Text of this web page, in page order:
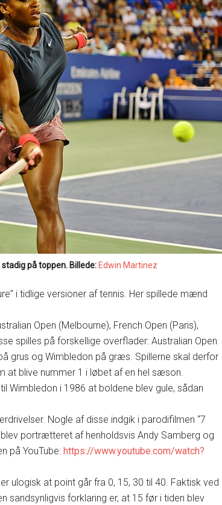
stadig på toppen. Billede: Edwin Martinez
i tidlige versioner af tennis. Her spillede mænd
Open (Melbourne), French Open (Paris),
spilles på forskellige overflader: Australian Open
grus og Wimbledon på græs. Spillerne skal derfor
at blive nummer 1 i løbet af en hel sæson.
Wimbledon i 1986 at boldene blev gule, sådan
Nogle af disse indgik i parodifilmen “7
portrætteret af henholdsvis Andy Samberg og
på YouTube: https://www.youtube.com/watch?
ulogisk at point går fra 0, 15, 30 til 40. Faktisk ved
forklaring er, at 15 før i tiden blev